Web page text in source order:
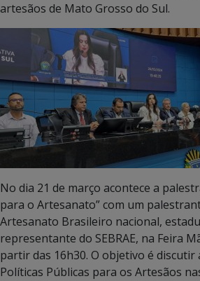
artesãos de Mato Grosso do Sul.
No dia 21 de março acontece a
para o Artesanato” com um
Artesanato Brasileiro nacional,
representante do SEBRAE, na Feira
partir das 16h30. O objetivo é discutir
Políticas Públicas para os Artesãos